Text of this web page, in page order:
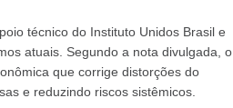
técnico do Instituto Unidos Brasil e
atuais. Segundo a nota divulgada, o
que corrige distorções do
e reduzindo riscos sistêmicos.